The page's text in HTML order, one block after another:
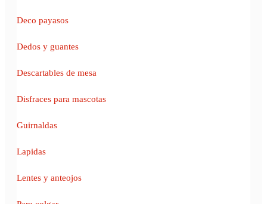
Deco payasos
Dedos y guantes
Descartables de mesa
Disfraces para mascotas
Guirnaldas
Lapidas
Lentes y anteojos